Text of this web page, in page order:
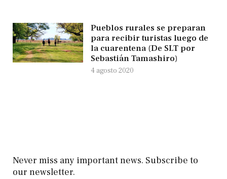
Pueblos rurales se preparan
para recibir turistas luego de
la cuarentena (De SLT por
Sebastián Tamashiro)
4 agosto 2020
Never miss any important news. Subscribe to
our newsletter.